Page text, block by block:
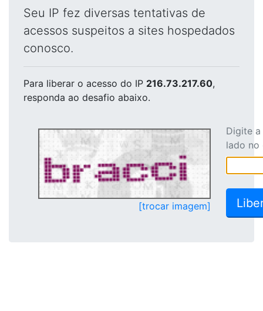
Seu IP fez diversas tentativas de
acessos suspeitos a sites hospedados
conosco.
Para liberar o acesso do IP 216.73.217.60,
responda ao desafio abaixo.
[trocar imagem]
Digite
lado no